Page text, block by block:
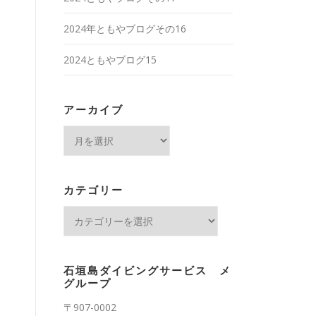
2024年ともやブログその16
2024ともやブログ15
アーカイブ
ブ
カテゴリー
ー
石垣島ダイビングサービス メ
グループ
〒907-0002